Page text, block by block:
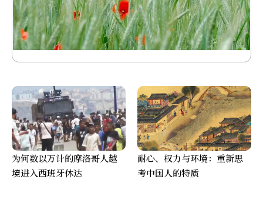
为何数以万计的摩洛哥人越
境进入西班牙休达
耐心、权力与环境：重新思
考中国人的特质